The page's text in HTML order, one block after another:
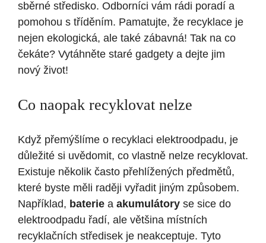
sběrné středisko. Odborníci vám rádi poradí a
pomohou s tříděním. Pamatujte, že recyklace je
nejen ekologická, ale také zábavná! Tak na co
čekáte? Vytáhněte staré gadgety a dejte jim
nový život!
Co naopak recyklovat nelze
Když přemýšlíme o recyklaci elektroodpadu, je
důležité si uvědomit, co vlastně nelze recyklovat.
Existuje několik často přehlížených předmětů,
které byste měli raději vyřadit jiným způsobem.
Například, baterie a akumulátory se sice do
elektroodpadu řadí, ale většina místních
recyklačních středisek je neakceptuje. Tyto